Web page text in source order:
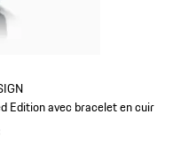
Edition avec bracelet en cuir